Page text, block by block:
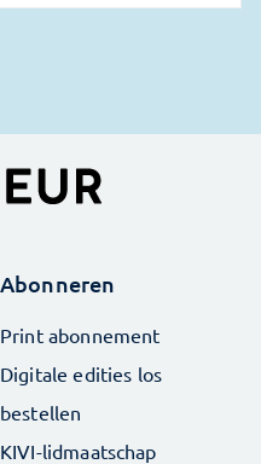
Abonneren
Print abonnement
Digitale edities los
bestellen
KIVI-lidmaatschap